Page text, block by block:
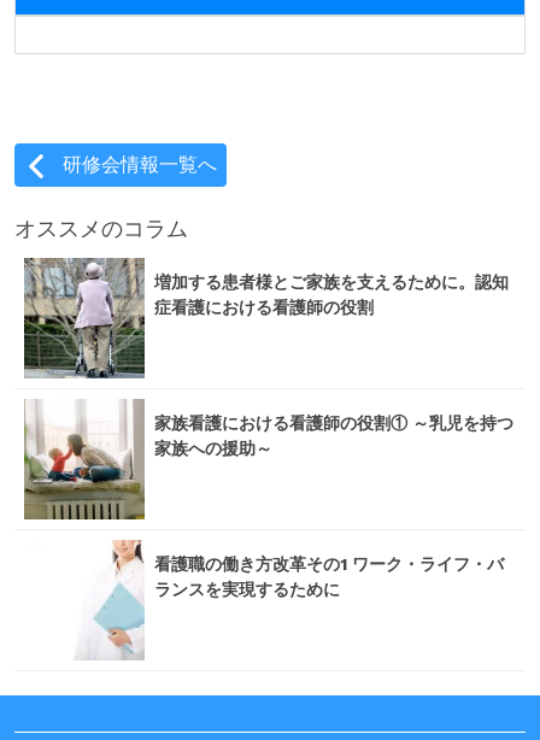
研修会情報一覧へ
オススメのコラム
増加する患者様とご家族を支えるために。認知
症看護における看護師の役割
家族看護における看護師の役割① ～乳児を持つ
家族への援助～
看護職の働き方改革その1 ワーク・ライフ・バ
ランスを実現するために